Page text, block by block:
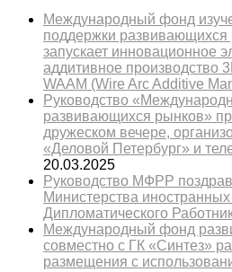
Международный фонд
поддержки
запускает инновационное
аддитивное производство
WAAM (Wire Arc Additive
Руководство
развивающихся рынков»
дружеском вечере,
«Деловой Петербург» и
20.03.2025
Руководство МФРР
Министерства
Дипломатического
Международный фонд
совместно с ГК «Синтез»
размещения с